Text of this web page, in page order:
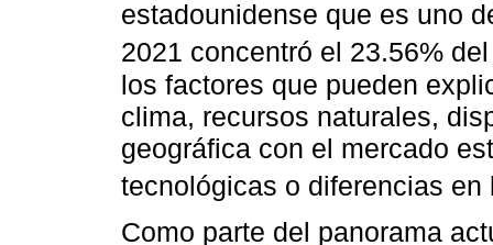
estadounidense que es uno
2021 concentró el 23.56%
los factores que pueden
clima, recursos naturales,
geográfica con el mercado
tecnológicas o diferencias en
Como parte del panorama